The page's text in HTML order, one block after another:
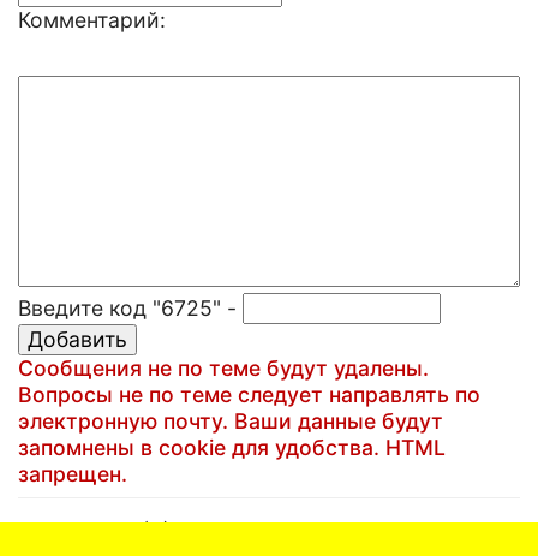
Комментарий:
Введите код "6725" -
Сообщения не по теме будут удалены.
Вопросы не по теме следует направлять по
электронную почту. Ваши данные будут
запомнены в cookie для удобства. HTML
запрещен.
(C)1999-2025 Артем Кучин